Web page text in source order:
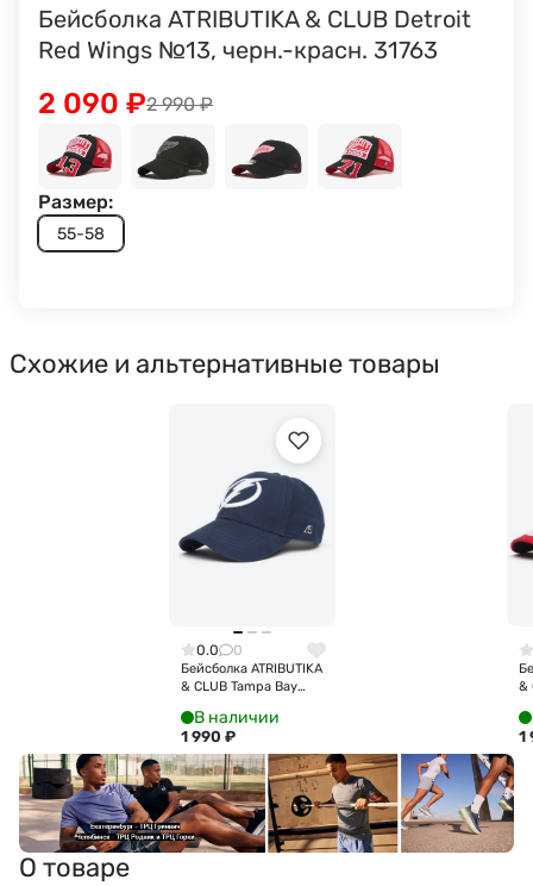
Бейсболка ATRIBUTIKA & CLUB Detroit
Red Wings №13, черн.-красн. 31763
2 990₽
2 090 ₽
55-58
Размер:
Схожие и альтернативные товары
0.0 0
Бейсболка ATRIBUTIKA
& CLUB Tampa Bay
31137
В наличии
1 990 ₽
&
1
О товаре